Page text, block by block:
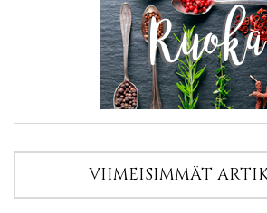
VIIMEISIMMÄT